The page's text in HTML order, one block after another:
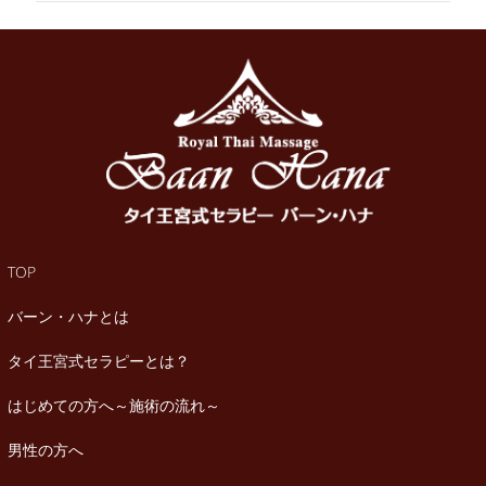
TOP
バーン・ハナとは
タイ王宮式セラピーとは？
はじめての方へ～施術の流れ～
男性の方へ